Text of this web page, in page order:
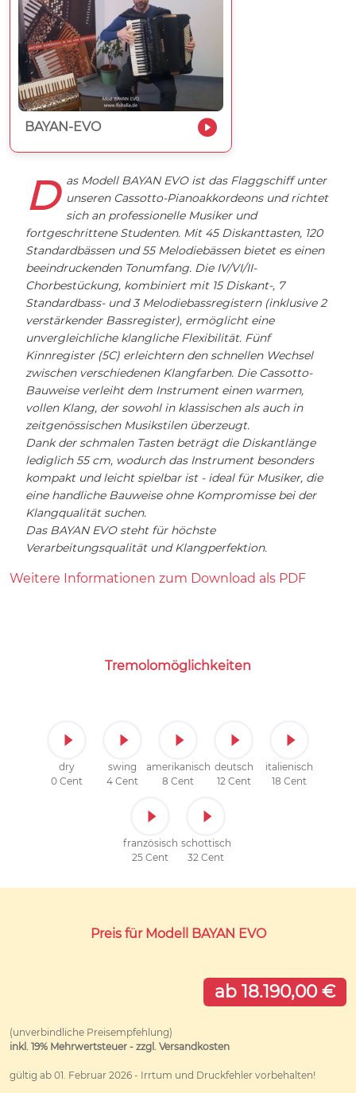
BAYAN-EVO
Das Modell BAYAN EVO ist das Flaggschiff unter
unseren Cassotto-Pianoakkordeons und richtet
sich an professionelle Musiker und
fortgeschrittene Studenten. Mit 45 Diskanttasten, 120
Standardbässen und 55 Melodiebässen bietet es einen
beeindruckenden Tonumfang. Die IV/VI/II-
Chorbestückung, kombiniert mit 15 Diskant-, 7
Standardbass- und 3 Melodiebassregistern (inklusive 2
verstärkender Bassregister), ermöglicht eine
unvergleichliche klangliche Flexibilität. Fünf
Kinnregister (5C) erleichtern den schnellen Wechsel
zwischen verschiedenen Klangfarben. Die Cassotto-
Bauweise verleiht dem Instrument einen warmen,
vollen Klang, der sowohl in klassischen als auch in
zeitgenössischen Musikstilen überzeugt.
Dank der schmalen Tasten beträgt die Diskantlänge
lediglich 55 cm, wodurch das Instrument besonders
kompakt und leicht spielbar ist - ideal für Musiker, die
eine handliche Bauweise ohne Kompromisse bei der
Klangqualität suchen.
Das BAYAN EVO steht für höchste
Verarbeitungsqualität und Klangperfektion.
Weitere Informationen zum Download als PDF
Tremolomöglichkeiten
dry
0 Cent
swing
4 Cent
amerikanisch
8 Cent
deutsch
12 Cent
italienisch
18 Cent
französisch
25 Cent
schottisch
32 Cent
Preis für Modell BAYAN EVO
ab 18.190,00 €
(unverbindliche Preisempfehlung)
inkl. 19% Mehrwertsteuer - zzgl. Versandkosten
gültig ab 01. Februar 2026 - Irrtum und Druckfehler vorbehalten!